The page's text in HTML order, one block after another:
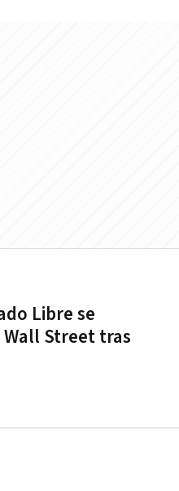
Libre se
Street tras